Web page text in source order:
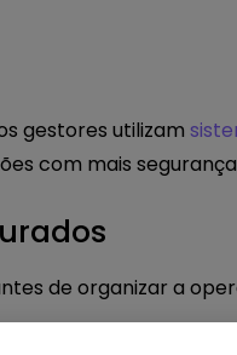
gestores utilizam
com mais
de organizar a